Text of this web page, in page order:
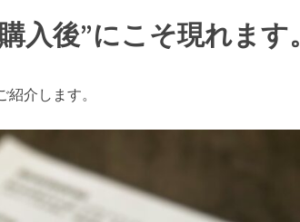
入後”にこそ現れます。
介します。